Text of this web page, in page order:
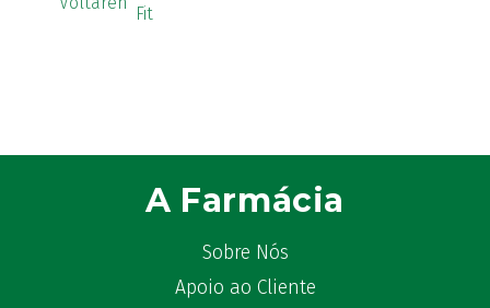
A Farmácia
Sobre Nós
Apoio ao Cliente